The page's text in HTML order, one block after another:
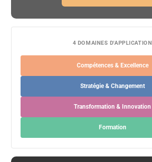
4 DOMAINES D'APPLICATION
Compétences & Excellence
Stratégie & Changement
Transformation & Innovation
Formation